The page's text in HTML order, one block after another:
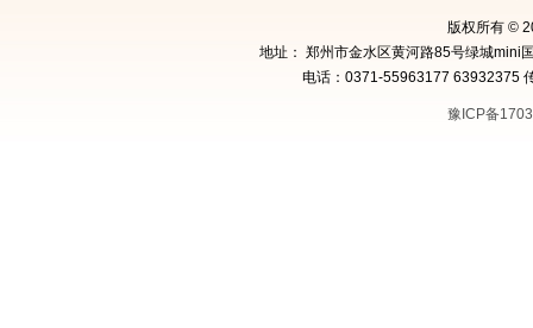
版权所有 ©
地址： 郑州市金水区黄河路85号绿城mini
电话：0371-55963177 63932375
豫ICP备